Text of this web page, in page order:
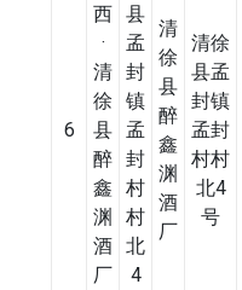
6
西
·
清
徐
县
醉
鑫
渊
酒
厂
县
孟
封
镇
孟
封
村
村
北
4
清
徐
县
醉
鑫
渊
酒
厂
清徐
县孟
封镇
孟封
村村
北4
号